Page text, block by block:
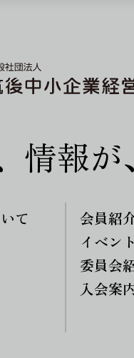
情報が
て
会員紹
イベン
委員会
入会案